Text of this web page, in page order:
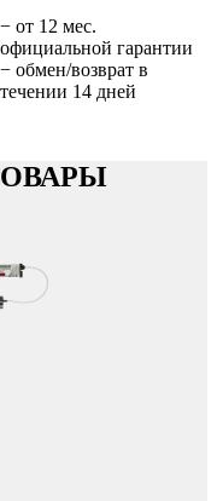
− от 12 мес.
официальной гарантии
− обмен/возврат в
течении 14 дней